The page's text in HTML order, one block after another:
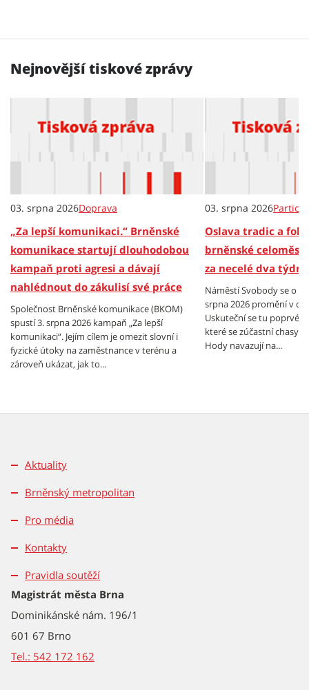
Nejnovější tiskové zprávy
03. srpna 2026Doprava
„Za lepší komunikaci.“ Brněnské
komunikace startují dlouhodobou
kampaň proti agresi a dávají
nahlédnout do zákulisí své práce
Společnost Brněnské komunikace (BKOM)
spustí 3. srpna 2026 kampaň „Za lepší
komunikaci“. Jejím cílem je omezit slovní i
fyzické útoky na zaměstnance v terénu a
zároveň ukázat, jak to...
03. srpna 2026
Oslava tradic a
brněnské
za necelé dva týdny
Náměstí Svobody se o
srpna 2026 promění v
Uskuteční se tu poprvé
které se zúčastní chasy
Hody navazují na...
Aktuality
Brněnský metropolitan
Pro média
Kontakty
Pravidla soutěží
Magistrát města Brna
Dominikánské nám. 196/1
601 67 Brno
Tel.: 542 172 162